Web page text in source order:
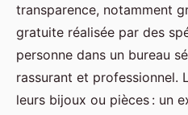
transparence, notamment
gratuite réalisée par des
personne dans un bureau
rassurant et professionnel.
leurs bijoux ou pièces : un